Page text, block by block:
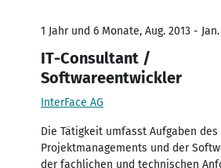
1 Jahr und 6 Monate, Aug. 2013 - Jan.
IT-Consultant /
Softwareentwickler
InterFace AG
Die Tätigkeit umfasst Aufgaben des
Projektmanagements und der
der fachlichen und technischen